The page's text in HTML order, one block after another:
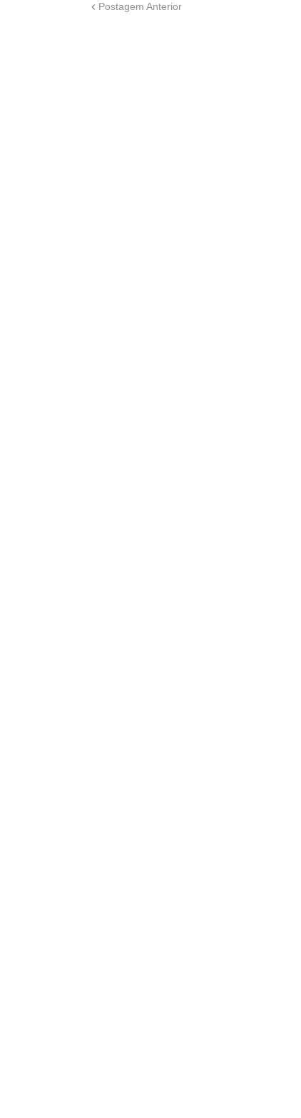
Postagem Anterior